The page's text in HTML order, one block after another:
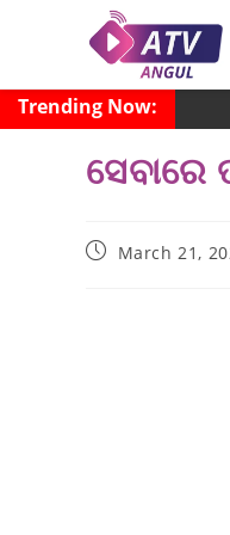
Trending Now:
March 21,